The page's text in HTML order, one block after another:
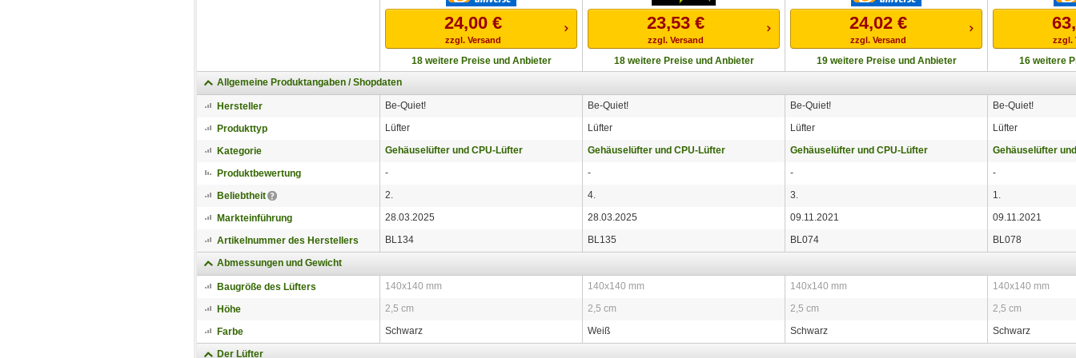
24,00 €
zzgl. Versand
18 weitere Preise und Anbieter
23,53 €
zzgl. Versand
18 weitere Preise und Anbieter
24,02 €
zzgl. Versand
19 weitere Preise und Anbieter
zzgl.
16 weitere
Allgemeine Produktangaben / Shopdaten
Hersteller Be-Quiet! Be-Quiet! Be-Quiet! Be-Quiet!
Produkttyp Lüfter Lüfter Lüfter Lüfter
Kategorie Gehäuselüfter und CPU-Lüfter Gehäuselüfter und CPU-Lüfter Gehäuselüfter und CPU-Lüfter Gehäuselüfter
Produktbewertung - - - -
Beliebtheit 2. 4. 3. 1.
Markteinführung 28.03.2025 28.03.2025 09.11.2021 09.11.2021
Artikelnummer des Herstellers BL134 BL135 BL074 BL078
Abmessungen und Gewicht
Baugröße des Lüfters 140x140 mm 140x140 mm 140x140 mm 140x140 mm
Höhe 2,5 cm 2,5 cm 2,5 cm 2,5 cm
Farbe Schwarz Weiß Schwarz Schwarz
Der Lüfter